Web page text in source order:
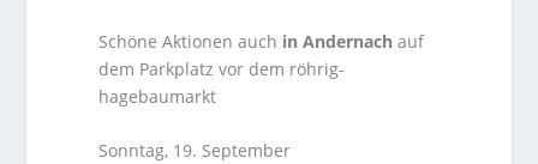
Schöne Aktionen auch in Andernach auf
dem Parkplatz vor dem röhrig-
hagebaumarkt
Sonntag, 19. September